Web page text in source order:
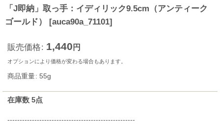
「J即納」取っ手：イディリック9.5cm（アンティーク
ゴールド）
[auca90a_71101]
販売価格: 1,440 円
オプションにより価格が変わる場合もあります。
商品重量: 55g
在庫数 5点
----------------------------------------------------